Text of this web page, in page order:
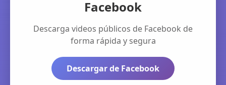
Facebook
Descarga videos públicos de Facebook de
forma rápida y segura
Descargar de Facebook